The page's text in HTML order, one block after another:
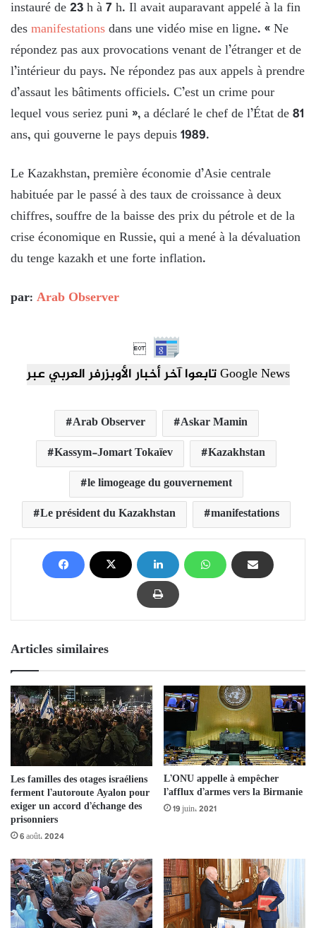
instauré de 23 h à 7 h. Il avait auparavant appelé à la fin
desmanifestationsdans une vidéo mise en ligne. « Ne
répondez pas aux provocations venant de l’étranger et de
l’intérieur du pays. Ne répondez pas aux appels à prendre
d’assaut les bâtiments officiels. C’est un crime pour
lequel vous seriez puni », a déclaré le chef de l’État de 81
ans, qui gouverne le pays depuis 1989.
Le Kazakhstan, première économie d’Asie centrale
habituée par le passé à des taux de croissance à deux
chiffres, souffre de la baisse des prix du pétrole et de la
crise économique en Russie, qui a mené à la dévaluation
du tenge kazakh et une forte inflation.
par: Arab Observer

تابعوا آخر أخبار الأوبزرفر العربي عبر Google News
Arab Observer
Askar Mamin
Kassym-Jomart Tokaïev
Kazakhstan
le limogeage du gouvernement
Le président du Kazakhstan
manifestations
Articles similaires
Les familles des otages israéliens
ferment l’autoroute Ayalon pour
exiger un accord d’échange des
prisonniers
6 août، 2024
L’ONU appelle à empêcher
l’afflux d’armes vers la Birmanie
19 juin، 2021